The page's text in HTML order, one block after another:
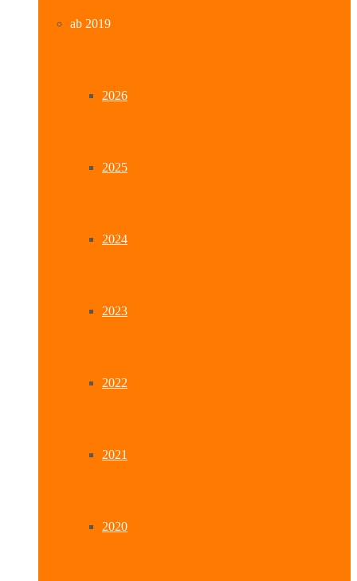
ab 2019
2026
2025
2024
2023
2022
2021
2020